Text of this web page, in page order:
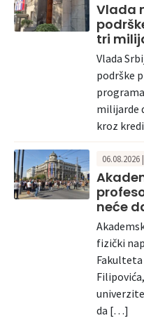
Vlada
tri
Vlada
podrške
milijarde
kroz
06.08.2026
neće
fizički
da […]